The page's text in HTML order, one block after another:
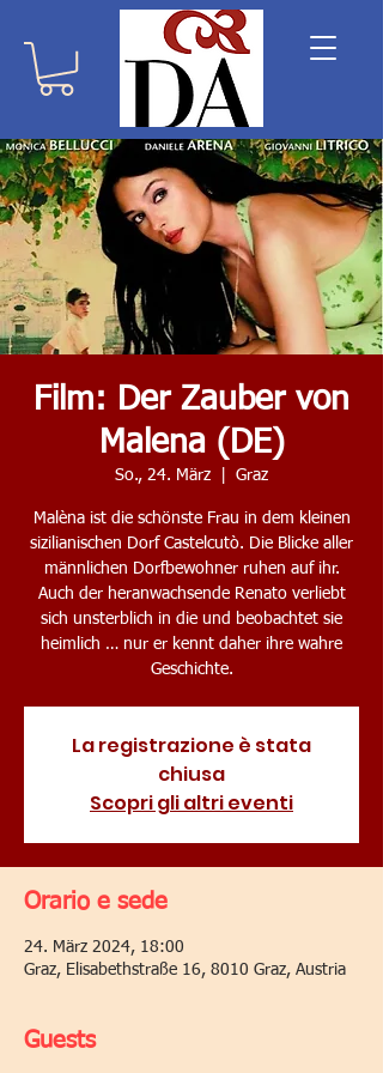
Film: Der Zauber von
Malena (DE)
So., 24. März Graz
Malèna ist die schönste Frau in dem kleinen
sizilianischen Dorf Castelcutò. Die Blicke aller
männlichen Dorfbewohner ruhen auf ihr.
Auch der heranwachsende Renato verliebt
sich unsterblich in die und beobachtet sie
heimlich … nur er kennt daher ihre wahre
Geschichte.
La registrazione è stata
chiusa
Scopri gli altri eventi
Orario e sede
24. März 2024, 18:00
Graz, Elisabethstraße 16, 8010 Graz, Austria
Guests